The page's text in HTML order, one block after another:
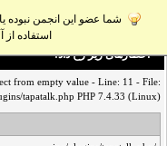
شما عضو این انجمن نبوده
استفاده از
اخطار‌های زیر رخ داد:
from empty value - Line: 11 - File:
tapatalk.php PHP 7.4.33 (Linux)